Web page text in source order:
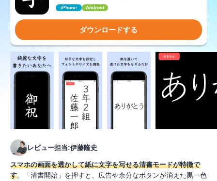
iPhone Android
ダウンロードする
レビュー担当:伊藤隆史
スマホの画面を透かして紙に文字を写せる清書モードが特徴で
す。「清書開始」を押すと、広告や余分なボタンが消えた黒一色